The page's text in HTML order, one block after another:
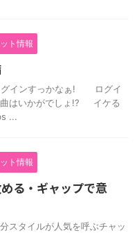
ト情報
インすっかなぁ! ログイ
曲はいかがでしょ!? イケる
...
ト情報
る・ギャップで意
スタイルが人気を呼ぶチャッ